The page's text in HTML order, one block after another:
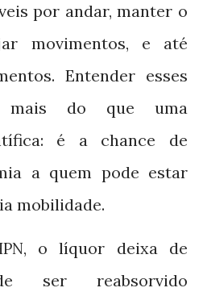
por andar, manter o
movimentos, e até
Entender esses
mais do que uma
é a chance de
a quem pode estar
mobilidade.
, o líquor deixa de
ser reabsorvido